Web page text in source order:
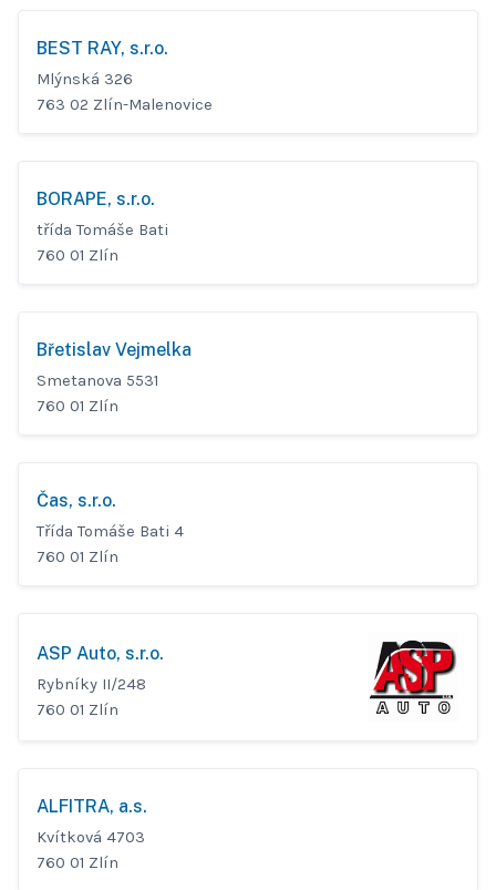
BEST RAY, s.r.o.
Mlýnská 326
763 02 Zlín-Malenovice
BORAPE, s.r.o.
třída Tomáše Bati
760 01 Zlín
Břetislav Vejmelka
Smetanova 5531
760 01 Zlín
Čas, s.r.o.
Třída Tomáše Bati 4
760 01 Zlín
ASP Auto, s.r.o.
Rybníky II/248
760 01 Zlín
ALFITRA, a.s.
Kvítková 4703
760 01 Zlín